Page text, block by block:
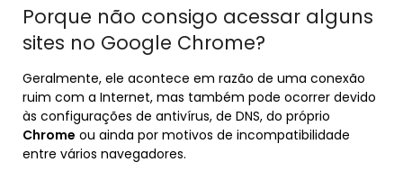
Porque não consigo acessar alguns
sites no Google Chrome?
Geralmente, ele acontece em razão de uma conexão
ruim com a Internet, mas também pode ocorrer devido
às configurações de antivírus, de DNS, do próprio
Chrome ou ainda por motivos de incompatibilidade
entre vários navegadores.